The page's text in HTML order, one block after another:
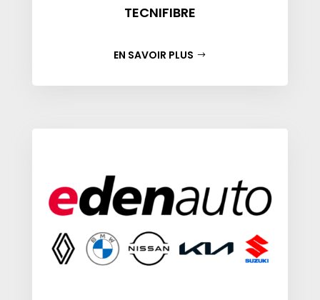
TECNIFIBRE
EN SAVOIR PLUS